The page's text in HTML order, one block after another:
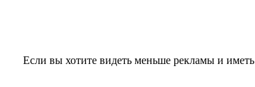
Если вы хотите видеть меньше рекламы и иметь